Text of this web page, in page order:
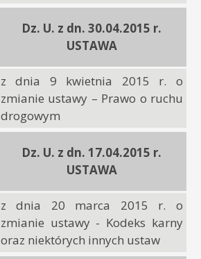
Dz. U. z dn. 30.04.2015 r.
USTAWA
z dnia 9 kwietnia 2015 r. o
zmianie ustawy – Prawo o ruchu
drogowym
Dz. U. z dn. 17.04.2015 r.
USTAWA
z dnia 20 marca 2015 r. o
zmianie ustawy - Kodeks karny
oraz niektórych innych ustaw